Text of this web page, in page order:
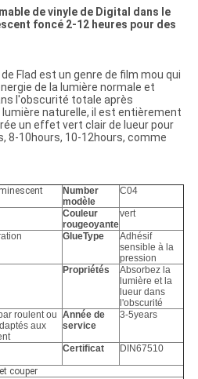
de vinyle de Digital dans le
foncé 2-12 heures pour des
Flad est un genre de film mou qui
de la lumière normale et
l'obscurité totale après
naturelle, il est entièrement
un effet vert clair de lueur pour
8-10hours, 10-12hours, comme
Number
modèle
C04
Couleur
rougeoyante
vert
GlueType
Adhésif
sensible à la
pression
Propriétés
Absorbez la
lumière et la
lueur dans
l'obscurité
roulent ou
aux
Année de
service
3-5years
Certificat DIN67510
couper